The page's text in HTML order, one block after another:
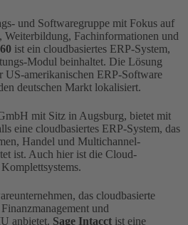
und Softwaregruppe mit Fokus auf
Weiterbildung, Fachinformationen und
ist ein cloudbasiertes ERP-System,
Modul beinhaltet. Die Lösung
US-amerikanischen ERP-Software
deutschen Markt lokalisiert.
mit Sitz in Augsburg, bietet mit
eine cloudbasiertes ERP-System, das
Handel und Multichannel-
ist. Auch hier ist die Cloud-
das cloudbasierte
und
anbietet. Sage Intacct ist eine